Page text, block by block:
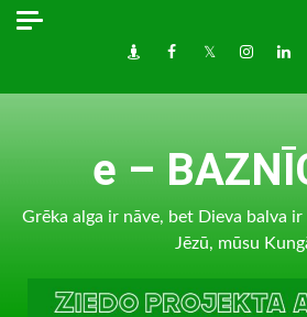
Skip
DraugiemFacebook
Twitter
e –
Grēka alga ir nāve, bet Dieva balva
Jēzū, mūsu